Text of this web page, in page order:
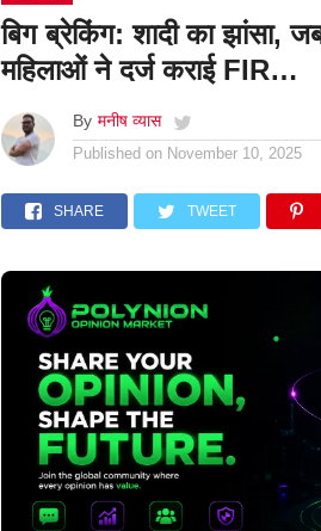
बिग ब्रेकिंग: शादी का झांसा,
महिलाओं ने दर्ज कराई FIR…
By मनीष व्यास
Published on November 10, 2025
SHARE TWEET